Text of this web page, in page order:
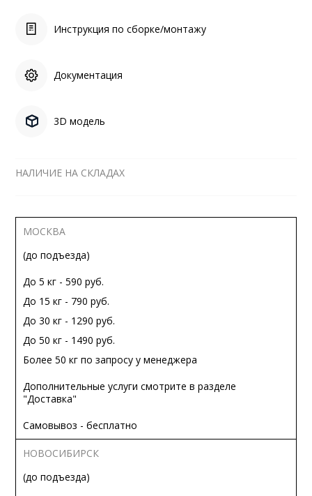
Инструкция по сборке/монтажу
Документация
3D модель
НАЛИЧИЕ НА СКЛАДАХ
МОСКВА
(до подъезда)
До 5 кг - 590 руб.
До 15 кг - 790 руб.
До 30 кг - 1290 руб.
До 50 кг - 1490 руб.
Более 50 кг по запросу у менеджера
Дополнительные услуги смотрите в разделе
"Доставка"
Самовывоз - бесплатно
НОВОСИБИРСК
(до подъезда)